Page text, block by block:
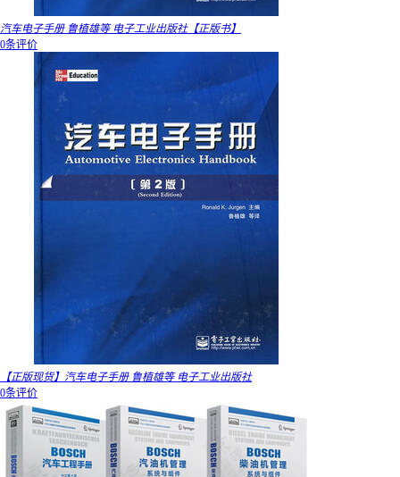
汽车电子手册 鲁植雄等 电子工业出版社【正版书】
0条评价
【正版现货】汽车电子手册 鲁植雄等 电子工业出版社
0条评价